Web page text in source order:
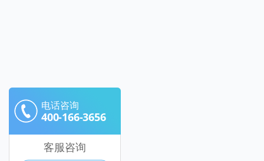
电话咨询
400-166-3656
客服咨询